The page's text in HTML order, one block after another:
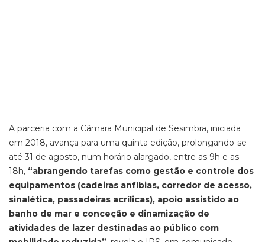
A parceria com a Câmara Municipal de Sesimbra, iniciada
em 2018, avança para uma quinta edição, prolongando-se
até 31 de agosto, num horário alargado, entre as 9h e as
18h, “abrangendo tarefas como gestão e controle dos
equipamentos (cadeiras anfíbias, corredor de acesso,
sinalética, passadeiras acrílicas), apoio assistido ao
banho de mar e conceção e dinamização de
atividades de lazer destinadas ao público com